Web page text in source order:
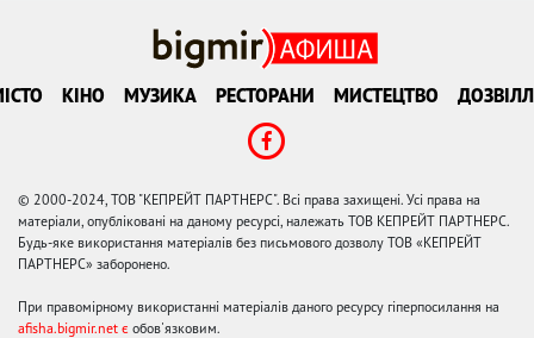
КІНО МУЗИКА РЕСТОРАНИ МИСТЕЦТВО
© 2000-2024, ТОВ "КЕПРЕЙТ ПАРТНЕРС". Всі права захищені. Усі права на
матеріали, опубліковані на даному ресурсі, належать ТОВ КЕПРЕЙТ ПАРТНЕРС.
Будь-яке використання матеріалів без письмового дозволу ТОВ «КЕПРЕЙТ
ПАРТНЕРС» заборонено.
При правомірному використанні матеріалів даного ресурсу гіперпосилання на
afisha.bigmir.net є обов'язковим.